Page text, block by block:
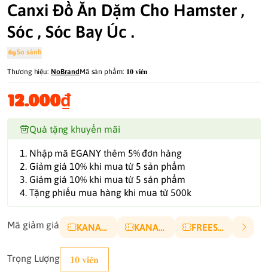
Canxi Đồ Ăn Dặm Cho Hamster ,
Sóc , Sóc Bay Úc .
So sánh
Thương hiệu: NoBrand Mã sản phẩm: 𝟏𝟎 𝐯𝐢𝐞̂𝐧
12.000₫
Quà tặng khuyến mãi
1. Nhập mã EGANY thêm 5% đơn hàng
2. Giảm giá 10% khi mua từ 5 sản phẩm
3. Giảm giá 10% khi mua từ 5 sản phẩm
4. Tặng phiếu mua hàng khi mua từ 500k
Mã giảm giá KANA10P KANA5K FREESHIP
Trọng Lượng 𝟏𝟎 𝐯𝐢𝐞̂𝐧